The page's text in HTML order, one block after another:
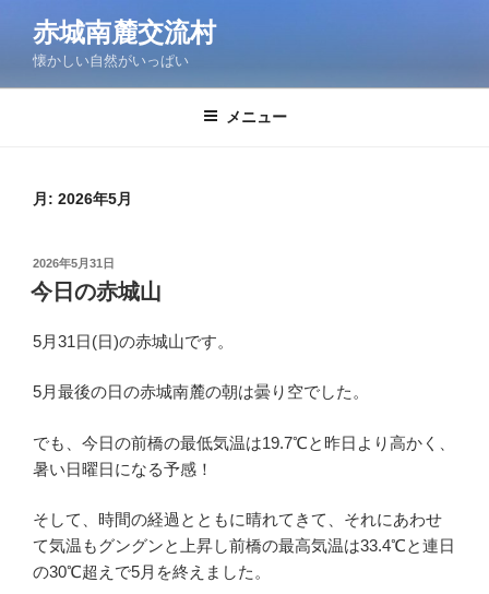
ン
赤城南麓交流村
懐かしい自然がいっぱい
メニュー
月: 2026年5月
投
稿
日:
2026年5月31日
今日の赤城山
5月31日(日)の赤城山です。
5月最後の日の赤城南麓の朝は曇り空でした。
でも、今日の前橋の最低気温は19.7℃と昨日より高かく、
暑い日曜日になる予感！
そして、時間の経過とともに晴れてきて、それにあわせ
て気温もグングンと上昇し前橋の最高気温は33.4℃と連日
の30℃超えで5月を終えました。